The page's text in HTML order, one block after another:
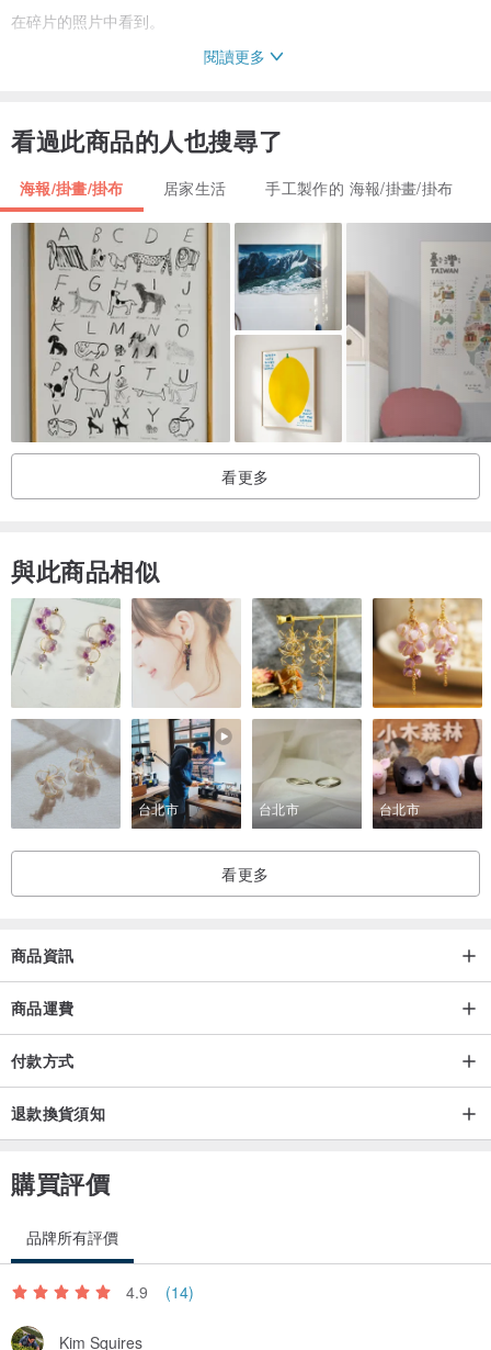
在碎片的照片中看到。
船運：
- 發送圖像後，您將收到一個跟踪號。
閱讀更多
看過此商品的人也搜尋了
海報/掛畫/掛布 居家生活 手工製作的 海報/掛畫/掛布
看更多
與此商品相似
台北市 台北市 台北市
看更多
商品資訊
商品運費
付款方式
退款換貨須知
購買評價
品牌所有評價
4.9 (14)
Kim Squires